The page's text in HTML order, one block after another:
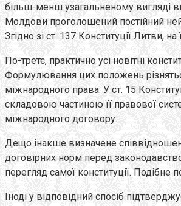
більш-менш узагальненому вигляді
Молдови проголошений постійний
Згідно зі ст. 137 Конституції Литви,
По-третє, практично усі новітні
Формулювання цих положень
міжнародного права. У ст. 15
складовою частиною її правової
міжнародного договору.
Дещо інакше визначене
договірних норм перед
перегляд самої конституції.
Іноді у відповідний спосіб